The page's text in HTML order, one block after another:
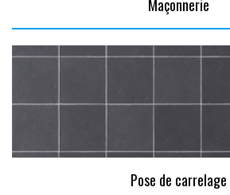
Maçonnerie
Pose de carrelage